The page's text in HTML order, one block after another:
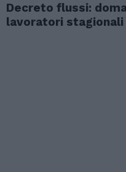
Decreto flussi:
lavoratori